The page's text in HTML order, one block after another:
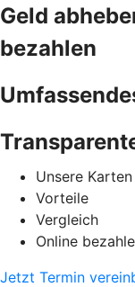
Geld
bezahlen
Unsere Karten
Vorteile
Vergleich
Online
Jetzt Termin